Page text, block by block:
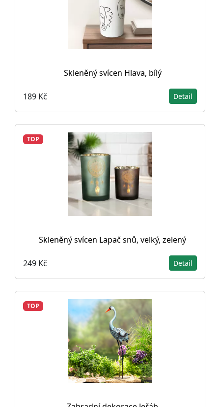
Skleněný svícen Hlava, bílý
189 Kč Detail
TOP
Skleněný svícen Lapač snů, velký, zelený
249 Kč Detail
TOP